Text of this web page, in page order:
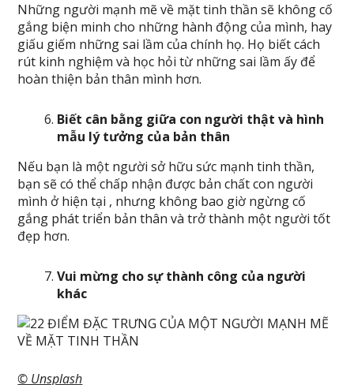
Những người mạnh mẽ về mặt tinh thần sẽ không cố
gắng biện minh cho những hành động của mình, hay
giấu giếm những sai lầm của chính họ. Họ biết cách
rút kinh nghiệm và học hỏi từ những sai lầm ấy để
hoàn thiện bản thân mình hơn.
Biết cân bằng giữa con người thật và hình
mẫu lý tưởng của bản thân
Nếu bạn là một người sở hữu sức mạnh tinh thần,
bạn sẽ có thể chấp nhận được bản chất con người
mình ở hiện tại , nhưng không bao giờ ngừng cố
gắng phát triển bản thân và trở thành một người tốt
đẹp hơn.
Vui mừng cho sự thành công của người
khác
© Unsplash